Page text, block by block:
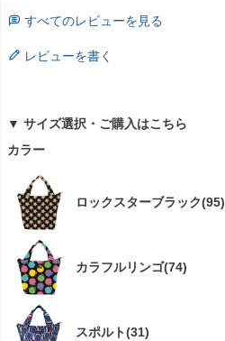
すべてのレビューを見る
レビューを書く
▼ サイズ選択・ご購入はこちら
カラー
ロックスターブラック(95)
カラフルリンゴ(74)
スポルト(31)